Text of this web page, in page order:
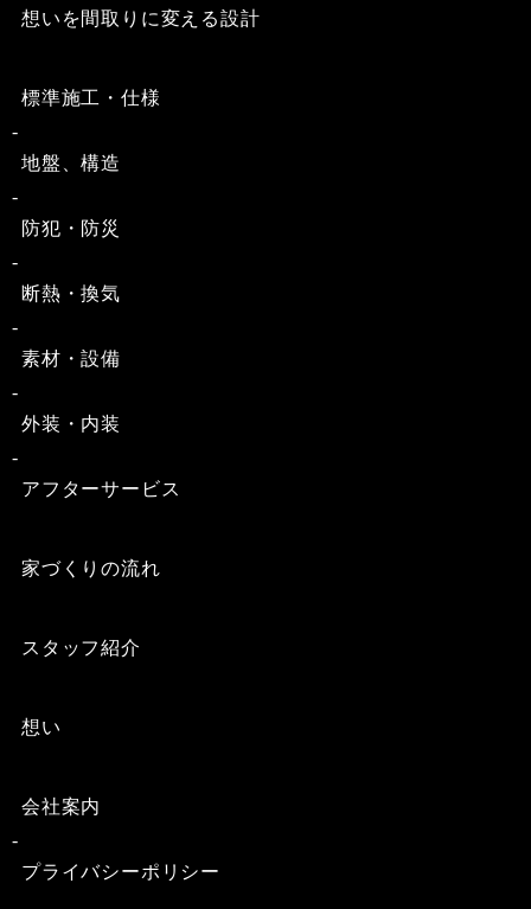
想いを間取りに変える設計
標準施工・仕様
地盤、構造
防犯・防災
断熱・換気
素材・設備
外装・内装
アフターサービス
家づくりの流れ
スタッフ紹介
想い
会社案内
プライバシーポリシー